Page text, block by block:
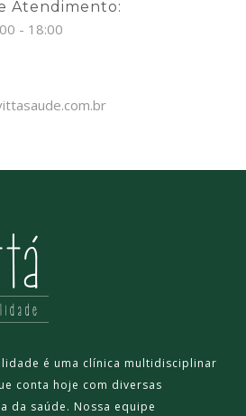
Atendimento:
- 18:00
é uma clínica multidisciplinar
conta hoje com diversas
da saúde. Nossa equipe